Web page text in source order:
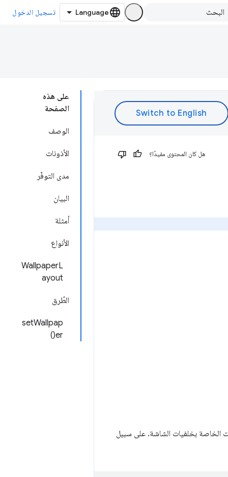
تسجيل الدخول
على هذه
الصفحة
الوصف
الأذونات
مدى التوفّر
البيان
أمثلة
الأنواع
WallpaperL
ayout
الطُرق
setWallpap
er()
هل كان المحتوى مفيدًا؟
الخاصة بخلفيات الشاشة. على سبيل